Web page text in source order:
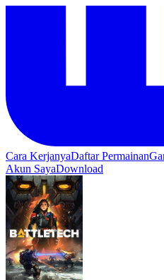
Cara KerjanyaDaftar Permainan
Akun SayaDownload